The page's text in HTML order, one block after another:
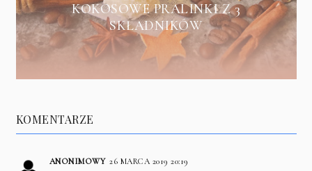
KOKOSOWE PRALINKI Z 3
SKŁADNIKÓW
KOMENTARZE
ANONIMOWY 26 MARCA 2019 20:19